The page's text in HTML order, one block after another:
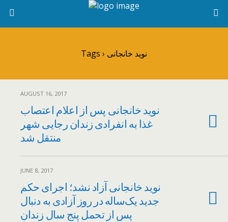
Tags › نوید خانجانی
AUGUST 16, 2017
نوید خانجانی پس از اعلام اعتصاب
غذا به انفرادی زندان رجایی شهر
منتقل شد
JUNE 8, 2017
نوید خانجانی آزاد نشد؛ اجرای حکم
جدید یک‌ساله در روز آزادی به دنبال
پس از تحمل پنج سال زندان